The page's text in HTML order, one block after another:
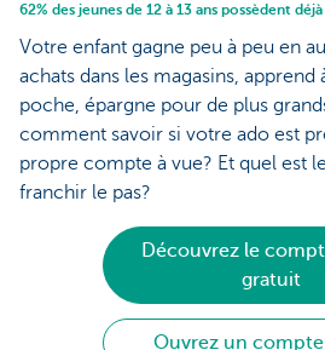
62% des jeunes de 12 à 13 ans possèdent
Votre enfant gagne peu à peu en
achats dans les magasins,
poche, épargne pour de plus
comment savoir si votre ado est
propre compte à vue? Et quel est
franchir le pas?
Découvrez le
gratuit
Ouvrez un